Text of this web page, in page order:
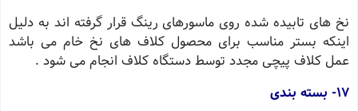
نخ های تابیده شده روی ماسورهای رینگ قرار گرفته اند به دلیل
اینکه بستر مناسب برای محصول کلاف های نخ خام می باشد
عمل کلاف پیچی مجدد توسط دستگاه کلاف انجام می شود .
17- بسته بندی